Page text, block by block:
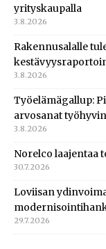
yrityskaupalla
3.8.2026
Rakennusalalle
3.8.2026
Työelämägallup:
arvosanat
3.8.2026
Norelco laajentaa
30.7.2026
Loviisan
29.7.2026